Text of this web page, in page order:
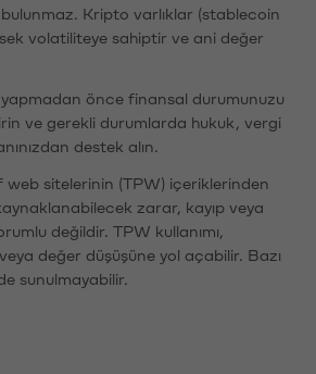
Kripto varlıklar (stablecoin
volatiliteye sahiptir ve ani değer
yapmadan önce finansal durumunuzu
ve gerekli durumlarda hukuk, vergi
destek alın.
sitelerinin (TPW) içeriklerinden
zarar, kayıp veya
değildir. TPW kullanımı,
veya değer düşüşüne yol açabilir. Bazı
sunulmayabilir.